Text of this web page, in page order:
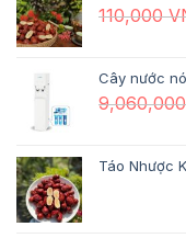
110,000
Cây nước
Táo Nhược